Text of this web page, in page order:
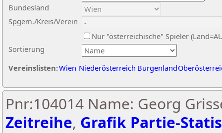
Sortierung
Bundesland
Spgem./Kreis/Verein
Nur "österreichische" Spieler
Vereinslisten:Wien Niederösterreich Burgenland
Pnr:104014 Name: Georg
Zeitreihe, Grafik Partie-